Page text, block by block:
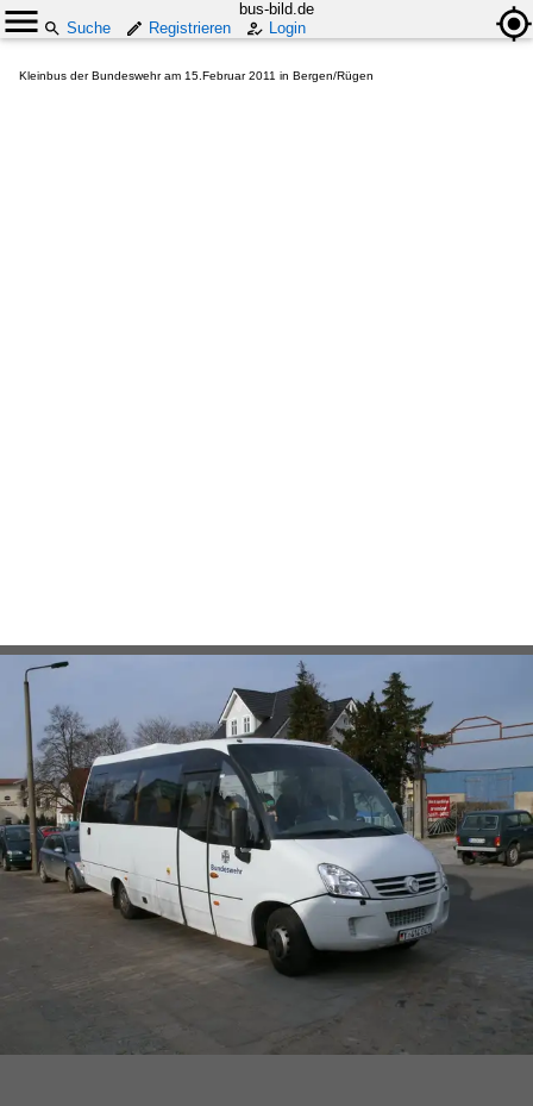
bus-bild.de
Suche
Registrieren Login
Kleinbus der Bundeswehr am 15.Februar 2011 in Bergen/Rügen